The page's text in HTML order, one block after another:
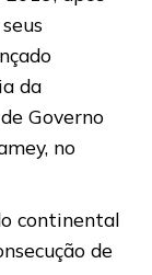
da
Governo
no
continental
de